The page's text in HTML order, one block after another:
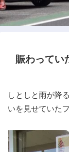
賑わってい
しとしと雨が降
いを見せていた